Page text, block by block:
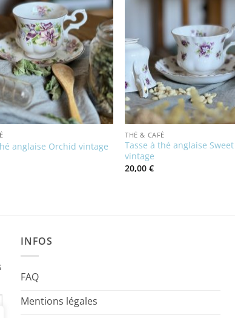
anglaise Orchid vintage
THÉ & CAFÉ
Tasse à thé anglaise
vintage
20,00€
INFOS
FAQ
Mentions légales